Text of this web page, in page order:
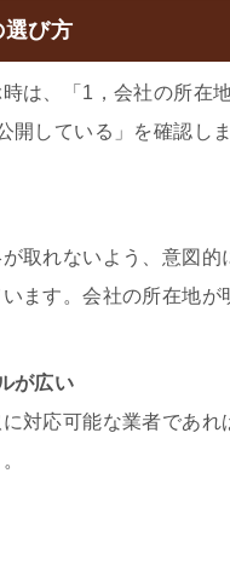
選び方
は、「1，会社の所在
開している」を確認しま
取れないよう、意図
ます。会社の所在地が
が広い
対応可能な業者であ